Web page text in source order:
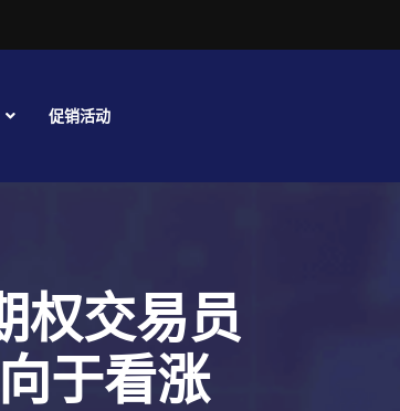
促销活动
权交易员
于看涨